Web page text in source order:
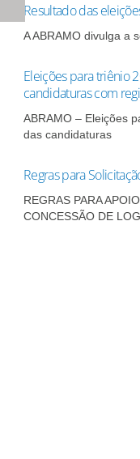
Resultado das
A ABRAMO divulga a
Eleições para triênio
candidaturas com
ABRAMO – Eleições
das candidaturas
Regras para
REGRAS PARA
CONCESSÃO DE